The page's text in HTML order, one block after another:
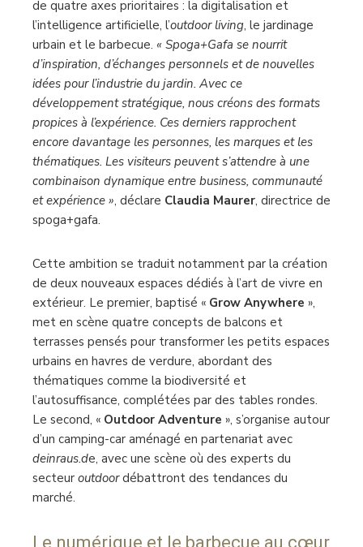
de quatre axes prioritaires : la digitalisation et
l’intelligence artificielle, l’outdoor living, le jardinage
urbain et le barbecue. « Spoga+Gafa se nourrit
d’inspiration, d’échanges personnels et de nouvelles
idées pour l’industrie du jardin. Avec ce
développement stratégique, nous créons des formats
propices à l’expérience. Ces derniers rapprochent
encore davantage les personnes, les marques et les
thématiques. Les visiteurs peuvent s’attendre à une
combinaison dynamique entre business, communauté
et expérience », déclare Claudia Maurer, directrice de
spoga+gafa.
Cette ambition se traduit notamment par la création
de deux nouveaux espaces dédiés à l’art de vivre en
extérieur. Le premier, baptisé « Grow Anywhere »,
met en scène quatre concepts de balcons et
terrasses pensés pour transformer les petits espaces
urbains en havres de verdure, abordant des
thématiques comme la biodiversité et
l’autosuffisance, complétées par des tables rondes.
Le second, « Outdoor Adventure », s’organise autour
d’un camping-car aménagé en partenariat avec
deinraus.de, avec une scène où des experts du
secteur outdoordébattront des tendances du
marché.
Le numérique et le barbecue au cœur